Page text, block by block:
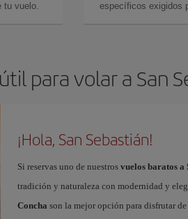
tu vuelo.
específicos exigidos
para volar a San
¡Hola, San Sebastián!
Si reservas uno de nuestros vuelos baratos a
tradición y naturaleza con modernidad y
Concha son la mejor opción para disfrutar